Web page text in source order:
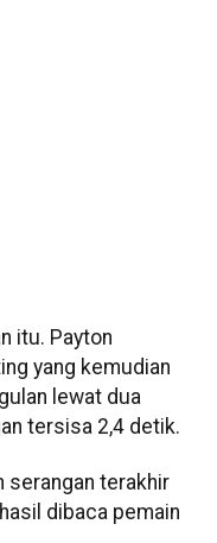
itu. Payton
yang kemudian
lewat dua
tersisa 2,4 detik.
serangan terakhir
dibaca pemain